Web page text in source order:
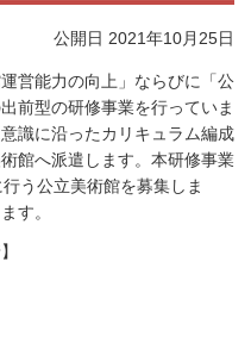
公開日 2021年10月25日
営能力の向上」ならびに「公
前型の研修事業を行っていま
識に沿ったカリキュラム編成
館へ派遣します。本研修事業
う公立美術館を募集しま
す。